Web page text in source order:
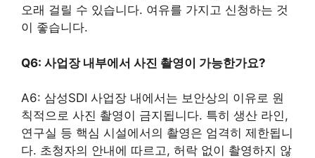
오래 걸릴 수 있습니다. 여유를 가지고 신청하는 것
이 좋습니다.
Q6: 사업장 내부에서 사진 촬영이 가능한가요?
A6: 삼성SDI 사업장 내에서는 보안상의 이유로 원
칙적으로 사진 촬영이 금지됩니다. 특히 생산 라인,
연구실 등 핵심 시설에서의 촬영은 엄격히 제한됩니
다. 초청자의 안내에 따르고, 허락 없이 촬영하지 않